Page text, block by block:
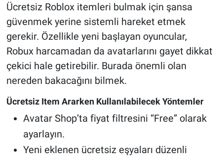
Ücretsiz Roblox itemleri bulmak için şansa
güvenmek yerine sistemli hareket etmek
gerekir. Özellikle yeni başlayan oyuncular,
Robux harcamadan da avatarlarını gayet dikkat
çekici hale getirebilir. Burada önemli olan
nereden bakacağını bilmek.
Ücretsiz Item Ararken Kullanılabilecek Yöntemler
Avatar Shop’ta fiyat filtresini “Free” olarak
ayarlayın.
Yeni eklenen ücretsiz eşyaları düzenli